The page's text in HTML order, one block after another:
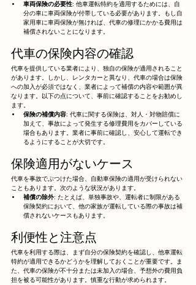
車両保険の必要性: 他車運転特約を適用するためには、自
分の車に車両保険が付帯している必要があります。もし自
家用車に車両保険が無ければ、代車の修理にかかる費用は
補償されないことになります。
代車の保険内容の確認
代車を提供している業者により、独自の保険が適用されること
があります。しかし、レンタカーと異なり、代車の場合は保険
への加入が必須ではなく、業者によって補償の内容や範囲が異
なります。以下の点について、事前に確認することをお勧めし
ます。
保険の補償内容: 代車に関する保険は、対人・対物賠償に
加えて、事故によって発生する修理費用をカバーしている
場合もあります。業者に事前に確認し、安心して運転でき
るようにすることが大切です。
保険適用がないケース
代車を事故でぶつけた場合、自動車保険の適用が受けられない
こともあります。次のような状況があります。
補償の除外: たとえば、単独事故や、運転者に制限がある
保険契約において、他の家族が運転している際の事故は補
償されないケースもあります。
利便性と注意点
代車を利用する際は、まず自分の保険契約を確認し、他車運転
特約が適用できるかどうかを理解しておくことが重要です。ま
た、代車の保険が不十分または未加入の場合、予想外の費用負
担を被る可能性があります。慎重な行動が求められます。